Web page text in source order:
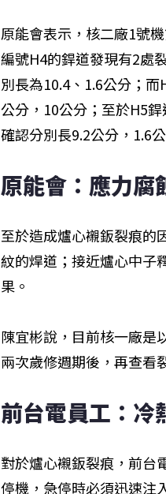
原能會表示，核二廠1號
編號H4的銲道發現有2處
別長為10.4、1.6公分；
公分，10公分；至於H5
確認分別長9.2公分，1.6
原能會：應力腐
至於造成爐心襯鈑裂痕的
紋的焊道；接近爐心中子
果。
陳宜彬說，目前核一廠是
兩次歲修週期後，再查看
前台電員工：冷
對於爐心襯鈑裂痕，前台
停機，急停時必須迅速注